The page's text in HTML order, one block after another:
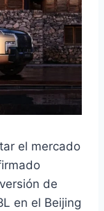
el mercado
de
en el Beijing